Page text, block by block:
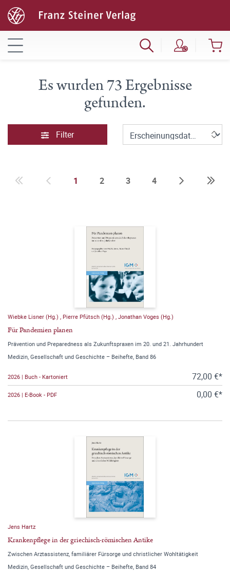
Es wurden 73 Ergebnisse
gefunden.
Filter
1 2 3 4
Wiebke Lisner (Hg.) , Pierre Pfütsch (Hg.) , Jonathan Voges (Hg.)
Für Pandemien planen
Prävention und Preparedness als Zukunftspraxen im 20. und 21. Jahrhundert
Medizin, Gesellschaft und Geschichte – Beihefte, Band 86
2026 | Buch - Kartoniert 72,00 €*
2026 | E-Book - PDF 0,00 €*
Jens Hartz
Krankenpflege in der griechisch-römischen Antike
Zwischen Arztassistenz, familiärer Fürsorge und christlicher Wohltätigkeit
Medizin, Gesellschaft und Geschichte – Beihefte, Band 84